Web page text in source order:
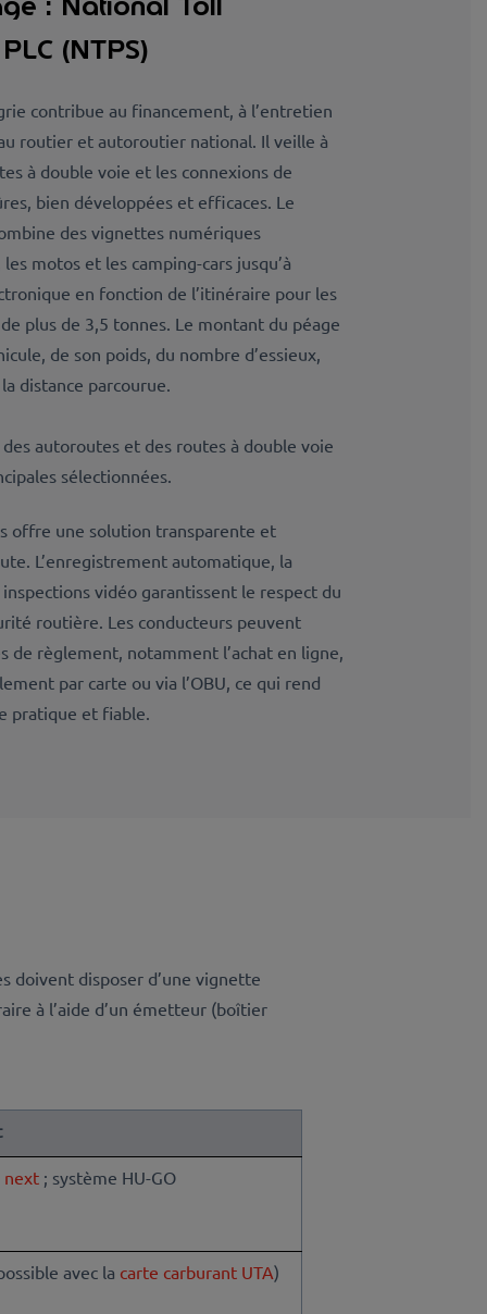
(NTPS)
contribue au financement, à l’entretien
routier et autoroutier national. Il veille à
à double voie et les connexions de
bien développées et efficaces. Le
des vignettes numériques
motos et les camping-cars jusqu’à
en fonction de l’itinéraire pour les
plus de 3,5 tonnes. Le montant du péage
de son poids, du nombre d’essieux,
distance parcourue.
autoroutes et des routes à double voie
sélectionnées.
offre une solution transparente et
L’enregistrement automatique, la
vidéo garantissent le respect du
routière. Les conducteurs peuvent
de règlement, notamment l’achat en ligne,
par carte ou via l’OBU, ce qui rend
pratique et fiable.
doivent disposer d’une vignette
à l’aide d’un émetteur (boîtier
next; système HU-GO
avec la carte carburant UTA)